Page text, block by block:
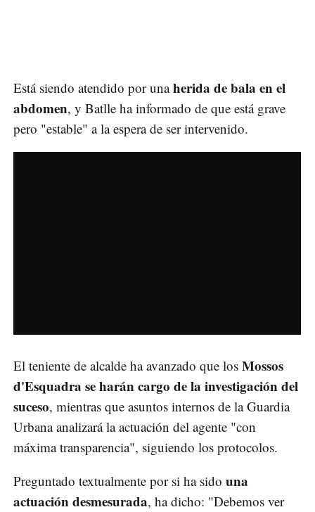
Está siendo atendido por unaherida de bala en el
abdomen, y Batlle ha informado de que está grave
pero "estable" a la espera de ser intervenido.
El teniente de alcalde ha avanzado que los Mossos
d'Esquadra se harán cargo de la investigación del
suceso, mientras que asuntos internos de la Guardia
Urbana analizará la actuación del agente "con
máxima transparencia", siguiendo los protocolos.
Preguntado textualmente por si ha sido una
actuación desmesurada, ha dicho: "Debemos ver